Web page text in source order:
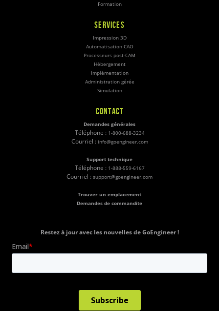
Formation
SERVICES
Impression 3D
Automatisation CAO
Processeurs post-CAM
Hébergement
Implémentation
Administration gérée
Simulation
CONTACT
Demandes générales
Téléphone : 1-800-688-3234
Courriel : info@goengineer.com
Support technique
Téléphone : 1-888-559-6167
Courriel : support@goengineer.com
Trouver un emplacement
Demandes de commandite
Restez à jour avec les nouvelles de GoEngineer !